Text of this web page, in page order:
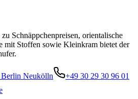
Schnäppchenpreisen, orientalische
mit Stoffen sowie Kleinkram bietet der
Neukölln
+49 30 29 30 96 01